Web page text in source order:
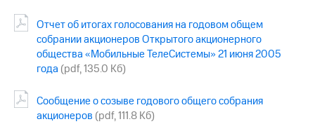
информация
Контакты
Пресс-
релизы
Отчет об итогах голосования на годовом общем
собрании акционеров Открытого акционерного
общества «Мобильные ТелеСистемы» 21 июня 2005
года (pdf, 135.0 Кб)
Сообщение о созыве годового общего собрания
акционеров (pdf, 111.8 Кб)